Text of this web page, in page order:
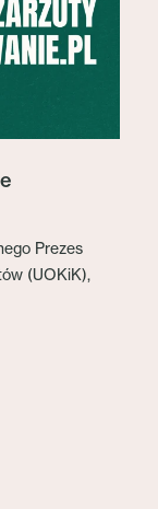
Prezes
(UOKiK),